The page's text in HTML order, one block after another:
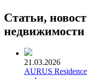
Статьи,
недвижимости
21.03.2026
AURUS